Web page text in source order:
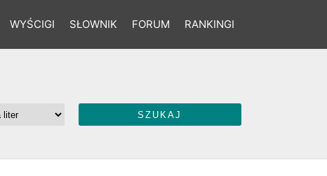
WYŚCIGI SŁOWNIK FORUM RANKINGI